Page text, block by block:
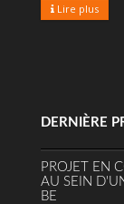
Lire plus
DERNIÈRE
PROJET EN
AU SEIN
BE